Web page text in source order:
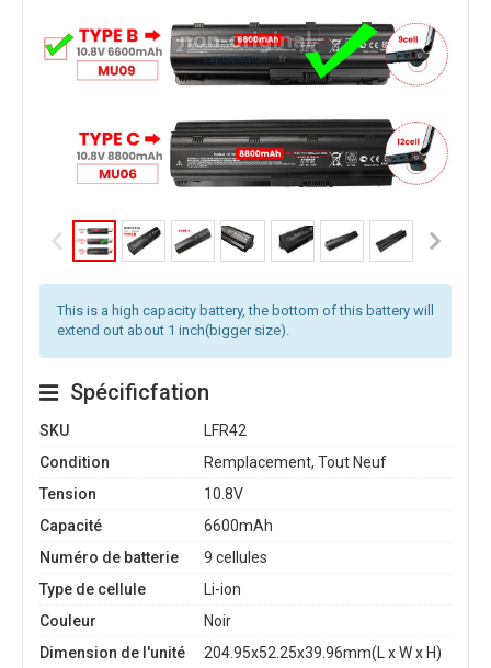
This is a high capacity battery, the bottom of this battery will
extend out about 1 inch(bigger size).
Spécificfation
SKU
LFR42
Condition
Remplacement, Tout Neuf
Tension
10.8V
Capacité
6600mAh
Numéro de batterie
9 cellules
Type de cellule
Li-ion
Couleur
Noir
Dimension de l'unité
204.95x52.25x39.96mm(L x W x H)